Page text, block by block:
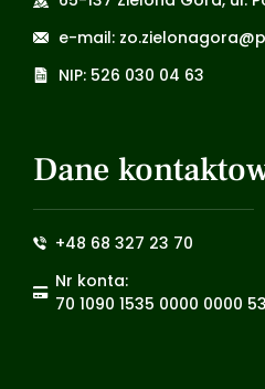
e-mail:
NIP: 526 030 04 63
Dane
+48 68 327 23 70
Nr konta:
70 1090 1535 0000 0000